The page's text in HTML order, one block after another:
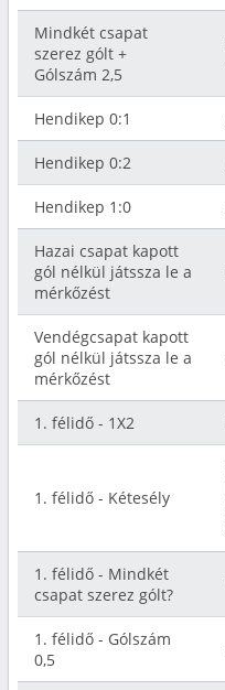
Mindkét csapat
szerez gólt +
Gólszám 2,5
Hendikep 0:1
Hendikep 0:2
Hendikep 1:0
Hazai csapat kapott
gól nélkül játssza le a
mérkőzést
Vendégcsapat kapott
gól nélkül játssza le a
mérkőzést
1. félidő - 1X2
1. félidő - Kétesély
1. félidő - Mindkét
csapat szerez gólt?
1. félidő - Gólszám
0,5